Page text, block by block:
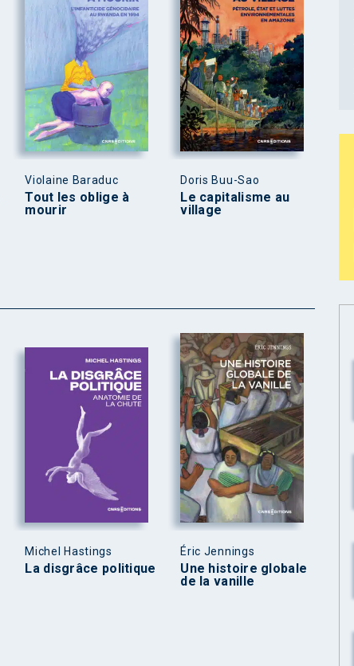
Violaine Baraduc
Tout les oblige à
mourir
Doris Buu-Sao
Le capitalisme au
village
Michel Hastings
La disgrâce politique
Éric Jennings
Une histoire globale
de la vanille